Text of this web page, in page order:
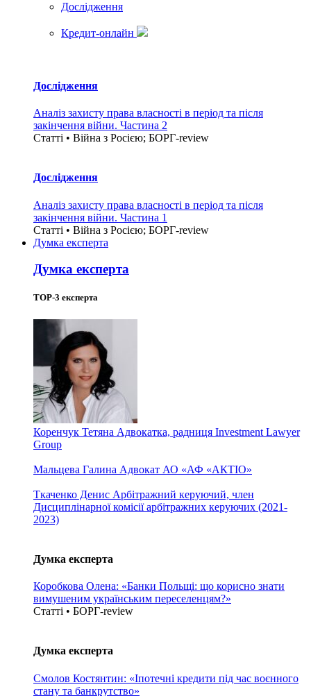
Дослідження
Кредит-онлайн
Дослідження
Аналіз захисту права власності в період та після
закінчення війни. Частина 2
Статті • Війна з Росією; БОРГ-review
Дослідження
Аналіз захисту права власності в період та після
закінчення війни. Частина 1
Статті • Війна з Росією; БОРГ-review
Думка експерта
Думка експерта
TOP-3 експерта
Коренчук Тетяна Адвокатка, радниця Investment Lawyer
Group
Мальцева Галина Адвокат АО «АФ «АКТІО»
Ткаченко Денис Арбітражний керуючий, член
Дисциплінарної комісії арбітражних керуючих (2021-
2023)
Думка експерта
Коробкова Олена: «Банки Польщі: що корисно знати
вимушеним українським переселенцям?»
Статті • БОРГ-review
Думка експерта
Смолов Костянтин: «Іпотечні кредити під час воєнного
стану та банкрутство»